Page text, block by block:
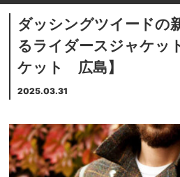
ダッシングツイードの
るライダースジャケッ
ケット 広島】
2025.03.31